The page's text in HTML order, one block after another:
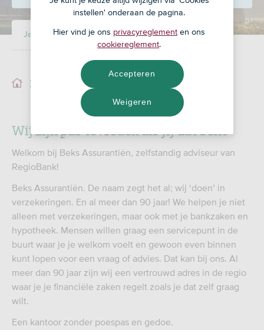
Je adviseur Ons team
Je adviseur
Wij zijn pas tevreden als jij dat bent
Welkom bij Beks Assurantiën, zelfstandig adviseur van
RegioBank!
Beks Assurantiën. De naam zegt het al; wij ‘doen’ in
verzekeringen. En al meer dan 90 jaar! We helpen je niet
alleen met verzekeringen, maar ook met je bankzaken en
hypotheek. Mensen willen graag een servicepunt in de
buurt waar je je welkom voelt en gewoon even binnen
kunt lopen voor een vraag of advies. Dat kan bij ons. Al
meer dan 90 jaar zijn wij een vertrouwd adres in de regio
waar je je financiële zaken regelt zoals je dat zelf graag
wilt.
Een kantoor zonder poespas en gedoe.
instellen' onderaan de pagina.
Hier vind je ons privacyreglement en ons
cookiereglement.
Weigeren
Accepteren